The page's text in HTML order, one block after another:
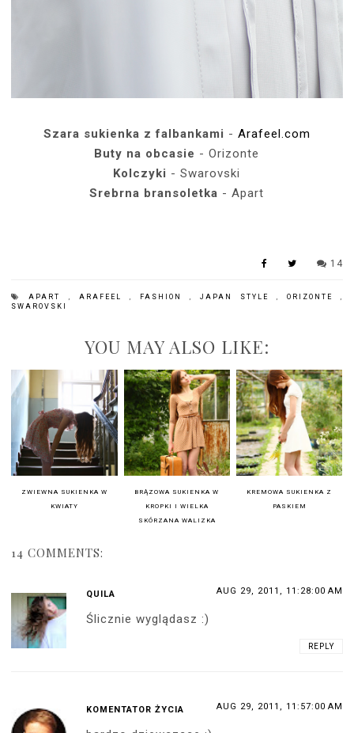
Szara sukienka z falbankami - Arafeel.com
Buty na obcasie - Orizonte
Kolczyki - Swarovski
Srebrna bransoletka - Apart
14
APART , ARAFEEL , FASHION , JAPAN STYLE , ORIZONTE ,
SWAROVSKI
YOU MAY ALSO LIKE:
ZWIEWNA SUKIENKA W
KWIATY
BRĄZOWA SUKIENKA W
KROPKI I WIELKA
SKÓRZANA WALIZKA
KREMOWA SUKIENKA Z
PASKIEM
14 COMMENTS:
QUILA AUG 29, 2011, 11:28:00 AM
Ślicznie wyglądasz :)
REPLY
KOMENTATOR ŻYCIA AUG 29, 2011, 11:57:00 AM